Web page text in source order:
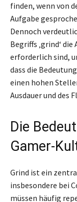
finden, wenn von
Aufgabe
Dennoch
Begriffs ‚grind‘
erforderlich sind,
dass die
einen hohen
Ausdauer und des
Die
Gamer-
Grind ist ein
insbesondere bei
müssen häufig